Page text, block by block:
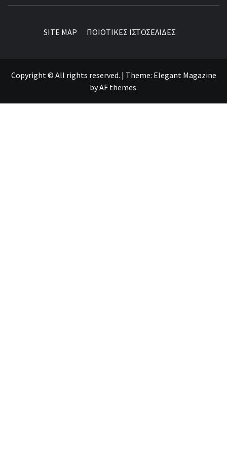
SITE MAP ΠΟΙΟΤΙΚΕΣ ΙΣΤΟΣΕΛΙΔΕΣ
Copyright © All rights reserved. | Theme: Elegant Magazine
byAF themes.